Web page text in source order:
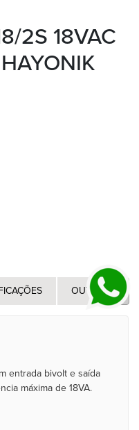
2S 18VAC
OUTROS
entrada bivolt e saída
máxima de 18VA.